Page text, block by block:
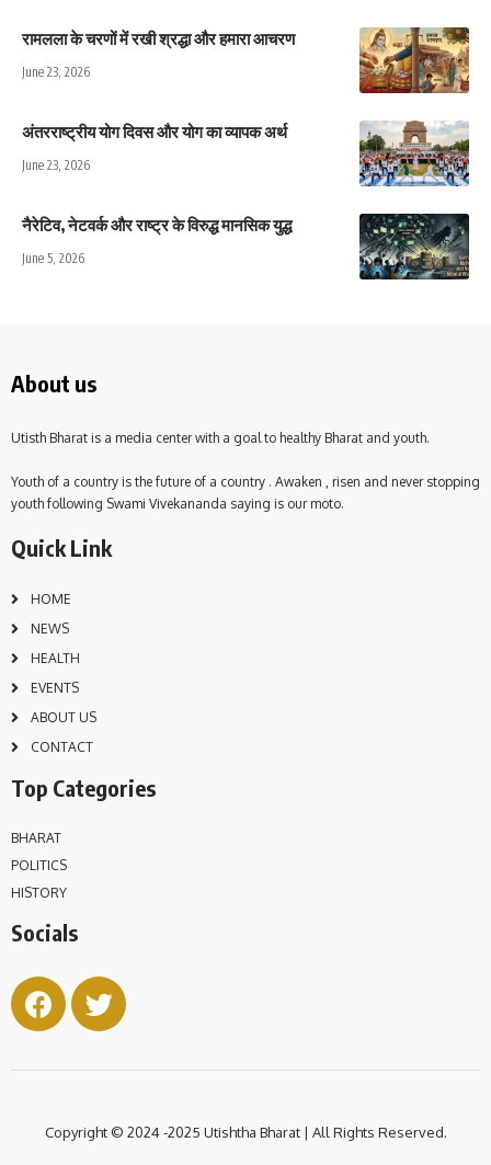
रामलला के चरणों में रखी श्रद्धा और हमारा आचरण
June 23, 2026
अंतरराष्ट्रीय योग दिवस और योग का व्यापक अर्थ
June 23, 2026
नैरेटिव, नेटवर्क और राष्ट्र के विरुद्ध मानसिक युद्ध
June 5, 2026
About us
Utisth Bharat is a media center with a goal to healthy Bharat and youth.
Youth of a country is the future of a country . Awaken , risen and never stopping
youth following Swami Vivekananda saying is our moto.
Quick Link
HOME
NEWS
HEALTH
EVENTS
ABOUT US
CONTACT
Top Categories
BHARAT
POLITICS
HISTORY
Socials
Copyright © 2024 -2025 Utishtha Bharat | All Rights Reserved.